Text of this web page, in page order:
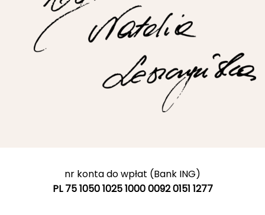
nr konta do wpłat (Bank ING)
PL 75 1050 1025 1000 0092 0151 1277